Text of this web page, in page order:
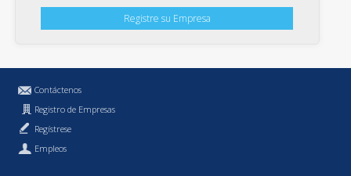
Registre su Empresa
Contáctenos
Registro de Empresas
Regístrese
Empleos